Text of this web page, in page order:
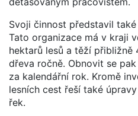
Svoji činnost představil
Tato organizace má v kraji
hektarů lesů a těží
dřeva ročně. Obnovit se
za kalendářní rok. Kromě
lesních cest řeší také
řek.